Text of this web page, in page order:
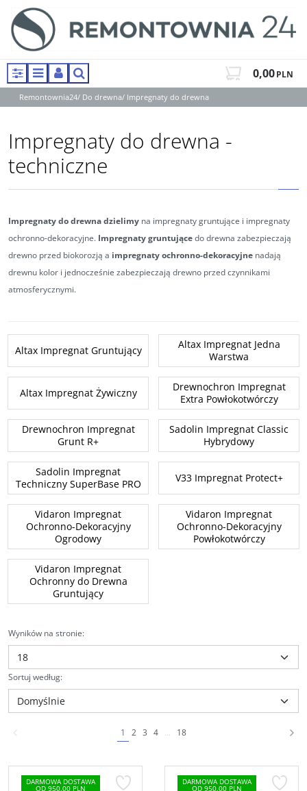
PanelMenuPanelSzukaj 0,00PLN
Remontownia24/ Do drewna/ Impregnaty do drewna
Impregnaty do drewna -
techniczne
Impregnaty do drewna dzielimy na impregnaty gruntujące i impregnaty
ochronno-dekoracyjne. Impregnaty gruntującedo drewna zabezpieczają
drewno przed biokorozją a impregnaty ochronno-dekoracyjne nadają
drewnu kolor i jednocześnie zabezpieczają drewno przed czynnikami
atmosferycznymi.
Altax Impregnat Gruntujący
Altax Impregnat Jedna
Warstwa
Altax Impregnat Żywiczny
Drewnochron Impregnat
Extra Powłokotwórczy
Drewnochron Impregnat
Grunt R+
Sadolin Impregnat Classic
Hybrydowy
Sadolin Impregnat
Techniczny SuperBase PRO
V33 Impregnat Protect+
Vidaron Impregnat
Ochronno-Dekoracyjny
Ogrodowy
Vidaron Impregnat
Ochronno-Dekoracyjny
Powłokotwórczy
Vidaron Impregnat
Ochronny do Drewna
Gruntujący
Wyników na stronie:
Sortuj według:
1 2 3 4 ... 18
DARMOWA DOSTAWA
OD 950.00 PLN
DARMOWA DOSTAWA
OD 950.00 PLN